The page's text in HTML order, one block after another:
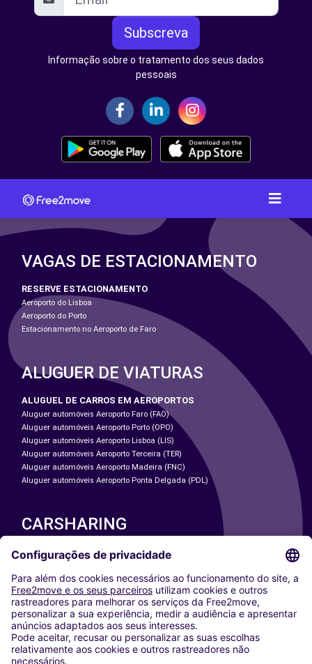
Subscreva
Informação sobre o tratamento dos seus dados
pessoais
VAGAS DE ESTACIONAMENTO
RESERVE ESTACIONAMENTO
Aeroporto do Lisboa
Aeroporto do Porto
Estacionamento no Aeroporto de Faro
ALUGUER DE VIATURAS
ALUGUEL DE CARROS EM AEROPORTOS
Aluguer automóveis Aeroporto Faro (FAO)
Aluguer automóveis Aeroporto Porto (OPO)
Aluguer automóveis Aeroporto Lisboa (LIS)
Aluguer automóveis Aeroporto Terceira (TER)
Aluguer automóveis Aeroporto Madeira (FNC)
Aluguer automóveis Aeroporto Ponta Delgada (PDL)
CARSHARING
NOSSAS CIDADES
Washington DC
Milan
Rome
Turin
Vienna
Berlin
Cologne